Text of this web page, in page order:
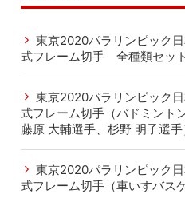
東京2020パラリンピック
式フレーム切手 全種類セッ
東京2020パラリンピック
式フレーム切手（バドミント
藤原 大輔選手、杉野 明子選手
東京2020パラリンピック
式フレーム切手（車いすバス